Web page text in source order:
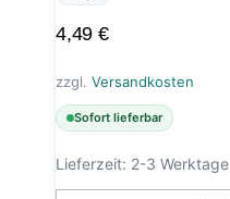
4,49€
zzgl. Versandkosten
Sofort lieferbar
Lieferzeit: 2-3 Werktage